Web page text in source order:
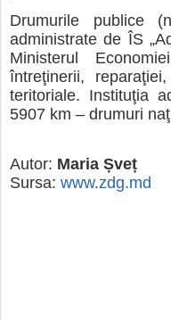
Drumurile publice
administrate de ÎS
Ministerul
întreţinerii,
teritoriale. Instituţia
5907 km – drumuri
Autor: Maria Șveț
Sursa: www.zdg.md